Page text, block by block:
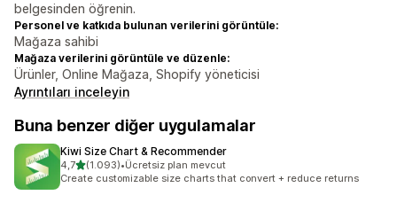
belgesinden öğrenin.
Personel ve katkıda bulunan verilerini görüntüle:
Mağaza sahibi
Mağaza verilerini görüntüle ve düzenle:
Ürünler, Online Mağaza, Shopify yöneticisi
Ayrıntıları inceleyin
Buna benzer diğer uygulamalar
Kiwi Size Chart & Recommender
4,75 yıldız üzerinden
(1.093)
toplam 1093 değerlendirme
•Ücretsiz plan mevcut
Create customizable size charts that convert + reduce returns